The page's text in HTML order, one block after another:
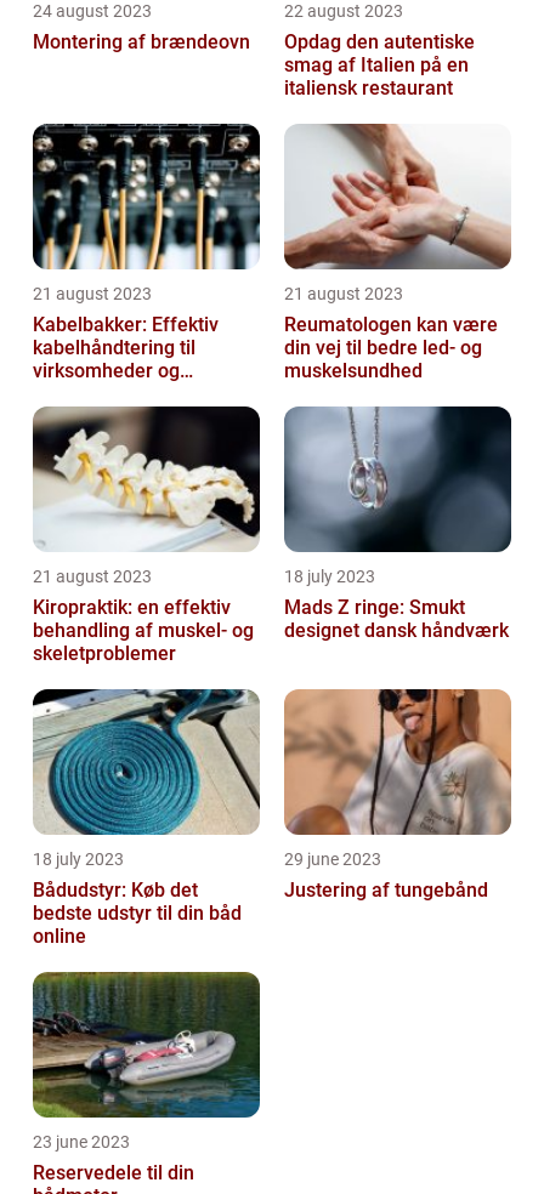
24 august 2023
Montering af brændeovn
22 august 2023
Opdag den autentiske
smag af Italien på en
italiensk restaurant
21 august 2023
Kabelbakker: Effektiv
kabelhåndtering til
virksomheder og
21 august 2023
Reumatologen kan være
din vej til bedre led- og
muskelsundhed
21 august 2023
Kiropraktik: en effektiv
behandling af muskel- og
skeletproblemer
18 july 2023
Mads Z ringe: Smukt
designet dansk håndværk
18 july 2023
Bådudstyr: Køb det
bedste udstyr til din båd
online
29 june 2023
Justering af tungebånd
23 june 2023
Reservedele til din